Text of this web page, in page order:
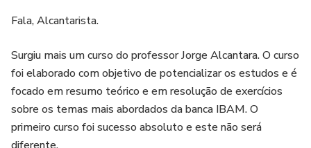
Fala, Alcantarista.
Surgiu mais um curso do professor Jorge Alcantara. O curso
foi elaborado com objetivo de potencializar os estudos e é
focado em resumo teórico e em resolução de exercícios
sobre os temas mais abordados da banca IBAM. O
primeiro curso foi sucesso absoluto e este não será